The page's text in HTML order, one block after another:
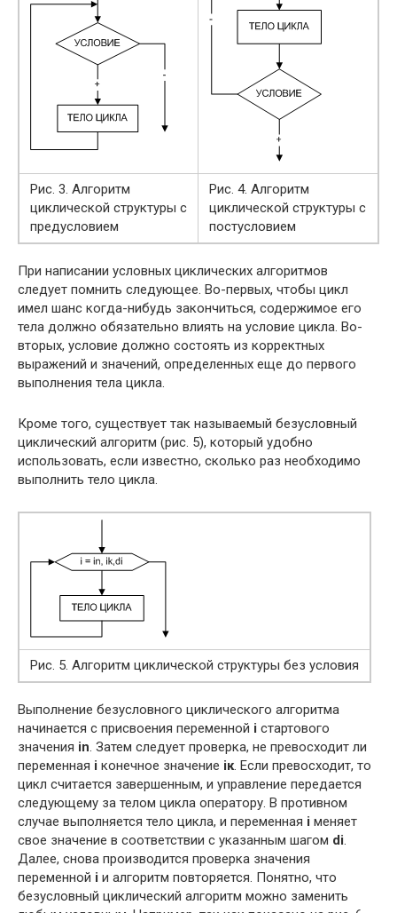
Рис. 3. Алгоритм
циклической структуры с
предусловием
Рис. 4. Алгоритм
циклической структуры с
постусловием
При написании условных циклических алгоритмов
следует помнить следующее. Во-первых, чтобы цикл
имел шанс когда-нибудь закончиться, содержимое его
тела должно обязательно влиять на условие цикла. Во-
вторых, условие должно состоять из корректных
выражений и значений, определенных еще до первого
выполнения тела цикла.
Кроме того, существует так называемый безусловный
циклический алгоритм (рис. 5), который удобно
использовать, если известно, сколько раз необходимо
выполнить тело цикла.
Рис. 5. Алгоритм циклической структуры без условия
Выполнение безусловного циклического алгоритма
начинается с присвоения переменной i стартового
значения in. Затем следует проверка, не превосходит ли
переменная i конечное значение iк. Если превосходит, то
цикл считается завершенным, и управление передается
следующему за телом цикла оператору. В противном
случае выполняется тело цикла, и переменная i меняет
свое значение в соответствии с указанным шагом di.
Далее, снова производится проверка значения
переменной i и алгоритм повторяется. Понятно, что
безусловный циклический алгоритм можно заменить